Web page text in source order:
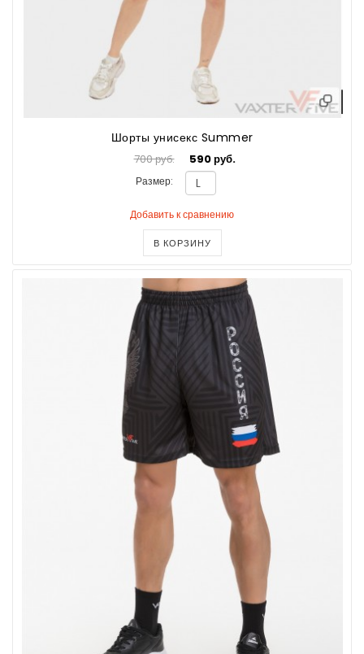
Шорты унисекс Summer
700 руб. 590 руб.
Размер:
Добавить к сравнению
В КОРЗИНУ